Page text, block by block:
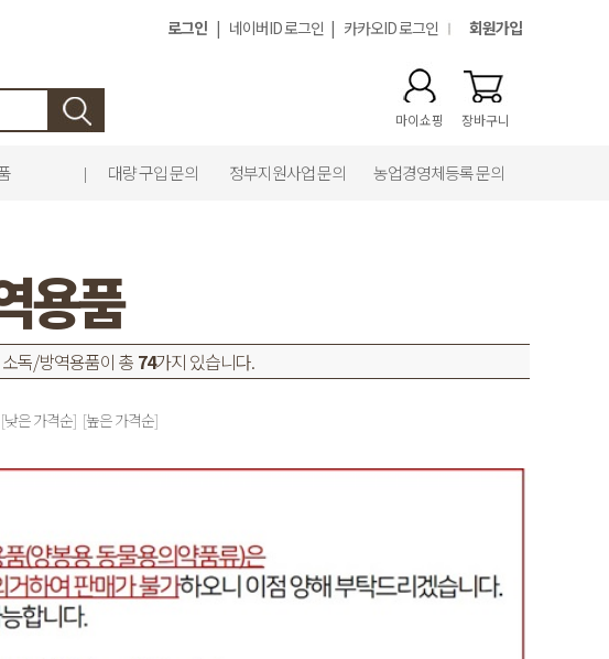
로그인 | 네이버ID 로그인 | 카카오ID 로그인 회원가입
마이쇼핑 장바구니
| 대량 구입 문의 정부지원사업 문의 농업경영체등록 문의
용품
독/방역용품이 총 74가지 있습니다.
[낮은 가격순] [높은 가격순]